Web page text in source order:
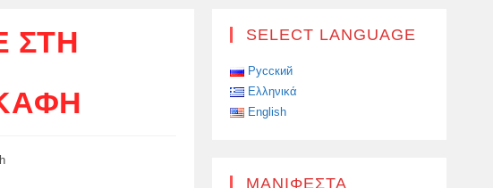
ΣΤΗ
SELECT LANGUAGE
Русский
Ελληνικά
English
ΜΑΝΙΦΈΣΤΑ